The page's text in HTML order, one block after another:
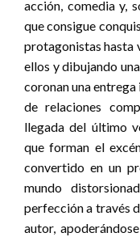
acción, comedia y,
que consigue
protagonistas hasta
ellos y dibujando
coronan una
de relaciones
llegada del último
que forman el
convertido en un
mundo
perfección a través
autor,